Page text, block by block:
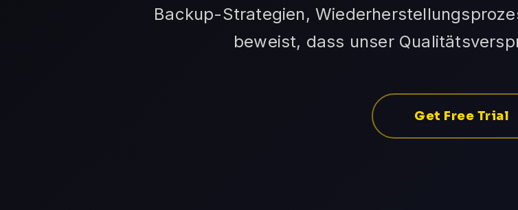
Backup-Strategien,
beweist, dass unser
Get Free Trial